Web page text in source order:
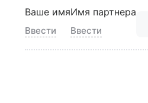
Ваше имя
Ввести
Имя партнера
Ввести